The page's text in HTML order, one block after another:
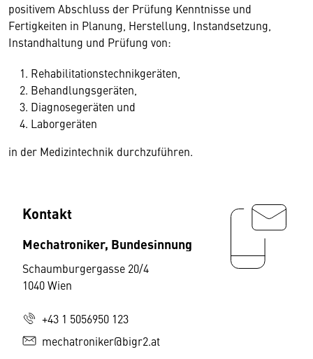
positivem Abschluss der Prüfung Kenntnisse und
Fertigkeiten in Planung, Herstellung, Instandsetzung,
Instandhaltung und Prüfung von:
Rehabilitationstechnikgeräten,
Behandlungsgeräten,
Diagnosegeräten und
Laborgeräten
in der Medizintechnik durchzuführen.
Kontakt
Mechatroniker, Bundesinnung
Schaumburgergasse 20/4
1040 Wien
+43 1 5056950 123
mechatroniker@bigr2.at